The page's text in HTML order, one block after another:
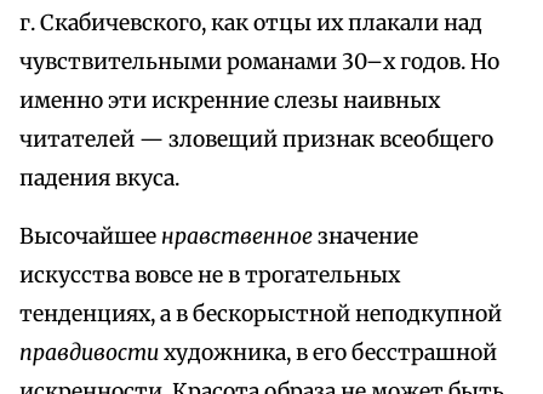
г. Скабичевского, как отцы их плакали над
чувствительными романами 30–х годов. Но
именно эти искренние слезы наивных
читателей — зловещий признак всеобщего
падения вкуса.
Высочайшее нравственноезначение
искусства вовсе не в трогательных
тенденциях, а в бескорыстной неподкупной
правдивостихудожника, в его бесстрашной